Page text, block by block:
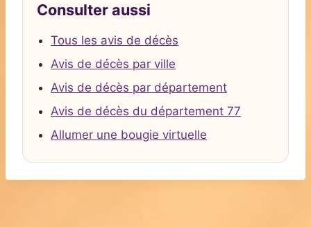
Consulter aussi
Tous les avis de décès
Avis de décès par ville
Avis de décès par département
Avis de décès du département 77
Allumer une bougie virtuelle